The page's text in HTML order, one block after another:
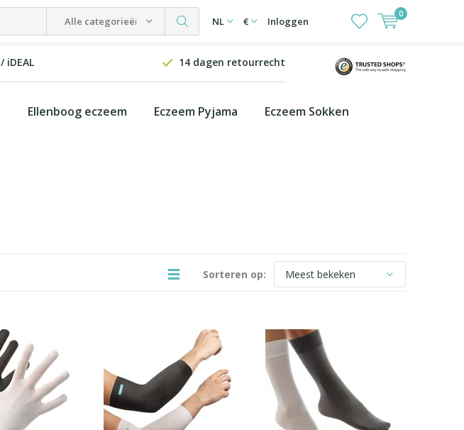
Alle categorieën NL € Inloggen
0
14 dagen retourrecht
Ellenboog eczeem Eczeem Pyjama Eczeem Sokken
Sorteren op: